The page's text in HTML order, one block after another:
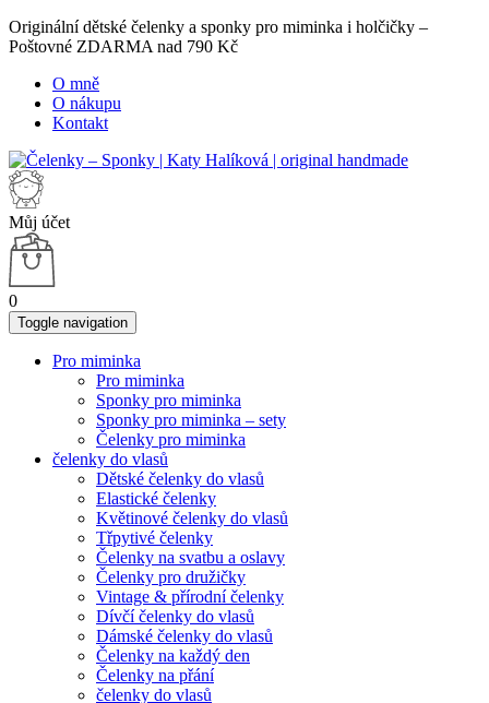
Originální dětské čelenky a sponky pro miminka i holčičky –
Poštovné ZDARMA nad 790 Kč
O mně
O nákupu
Kontakt
Můj účet
0
Toggle navigation
Pro miminka
Pro miminka
Sponky pro miminka
Sponky pro miminka – sety
Čelenky pro miminka
čelenky do vlasů
Dětské čelenky do vlasů
Elastické čelenky
Květinové čelenky do vlasů
Třpytivé čelenky
Čelenky na svatbu a oslavy
Čelenky pro družičky
Vintage & přírodní čelenky
Dívčí čelenky do vlasů
Dámské čelenky do vlasů
Čelenky na každý den
Čelenky na přání
čelenky do vlasů